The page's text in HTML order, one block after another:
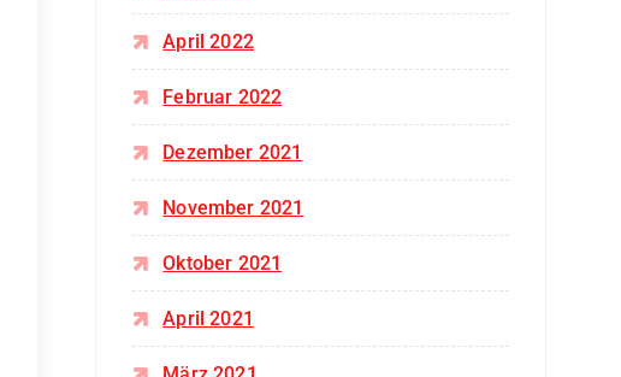
April 2022
Februar 2022
Dezember 2021
November 2021
Oktober 2021
April 2021